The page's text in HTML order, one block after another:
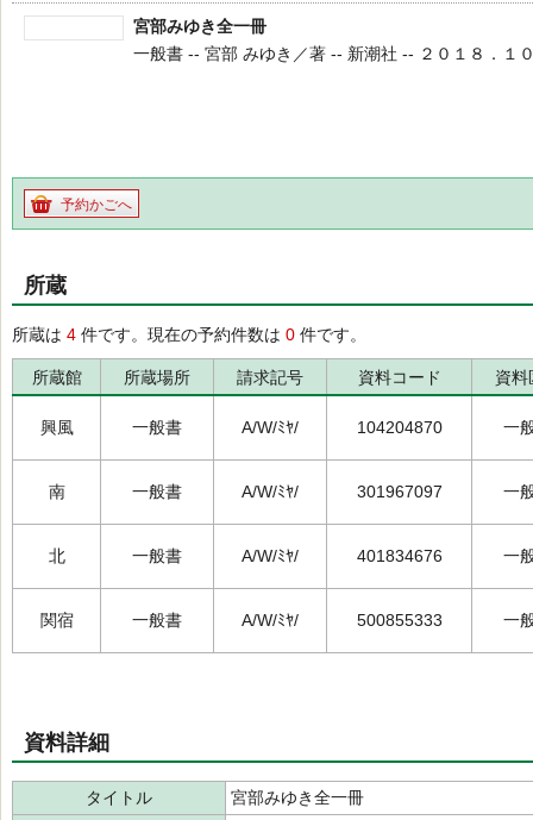
宮部みゆき全一冊
一般書 -- 宮部 みゆき／著 -- 新潮社 -- ２０１８．１
予約かごへ
所蔵
所蔵は 4 件です。現在の予約件数は 0 件です。
所蔵館 所蔵場所 請求記号 資料コード 資料
興風 一般書 A/W/ﾐﾔ/ 104204870 一
南 一般書 A/W/ﾐﾔ/ 301967097 一
北 一般書 A/W/ﾐﾔ/ 401834676 一
関宿 一般書 A/W/ﾐﾔ/ 500855333 一
資料詳細
タイトル
宮部みゆき全一冊